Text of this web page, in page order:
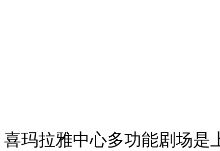
喜玛拉雅中心多功能剧场是